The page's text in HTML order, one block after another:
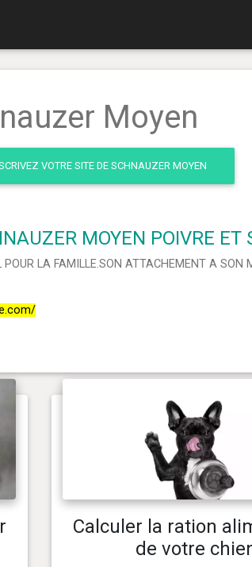
Moyen
VOTRE SITE DE SCHNAUZER MOYEN
MOYEN POIVRE ET
LA FAMILLE.SON ATTACHEMENT A
Calculer la ration
de votre